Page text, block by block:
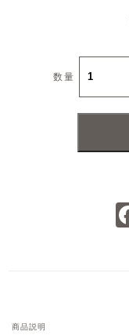
数量
商品説明